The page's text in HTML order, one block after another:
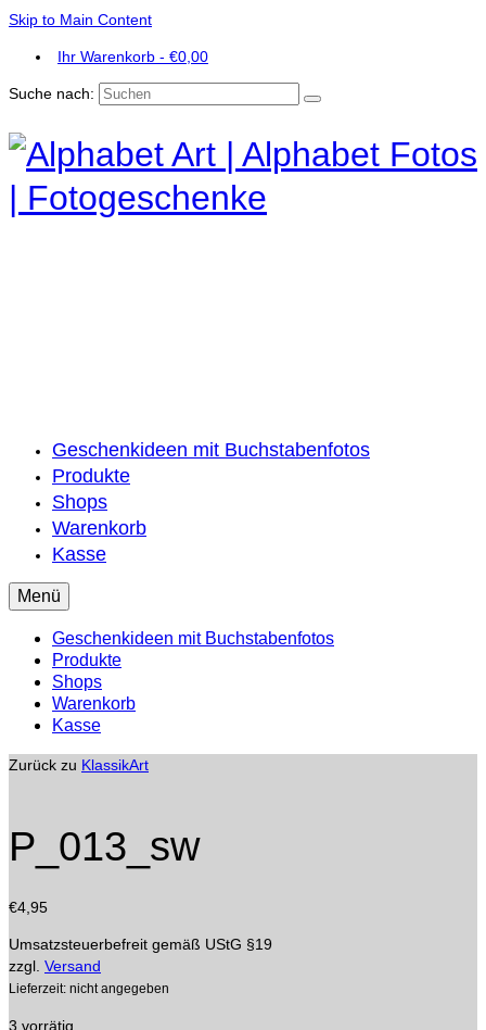
Skip to Main Content
Ihr Warenkorb - €0,00
Suche nach:
Geschenkideen mit Buchstabenfotos
Produkte
Shops
Warenkorb
Kasse
Menü
Geschenkideen mit Buchstabenfotos
Produkte
Shops
Warenkorb
Kasse
Zurück zu KlassikArt
P_013_sw
€4,95
Umsatzsteuerbefreit gemäß UStG §19
zzgl. Versand
Lieferzeit: nicht angegeben
3 vorrätig